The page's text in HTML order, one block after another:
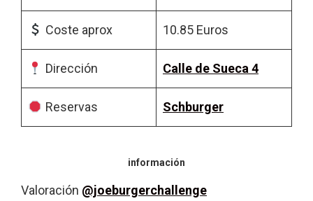
Coste aprox 10.85 Euros
Dirección Calle de Sueca 4
Reservas Schburger
información
Valoración @joeburgerchallenge